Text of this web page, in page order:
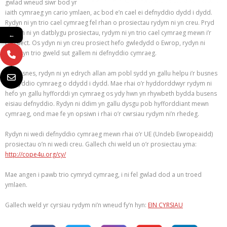
gwlad wneud siwr bod yr
iaith cymraeg yn cario ymlaen, ac bod e’n cael ei defnyddio dydd i dydd.
Rydyn ni yn trio cael cymraeg fel rhan o prosiectau rydym ni yn creu. Pryd
rhydyn ni yn datblygu prosiectau, rydym ni yn trio cael cymraeg mewn i’r
prosiect. Os ydyn ni yn creu prosiect hefo gwledydd o Ewrop, rydyn ni
hefyd yn trio gweld sut gallem ni defnyddio cymraeg.
Fel busnes, rydyn ni yn edrych allan am pobl sydd yn gallu helpu i’r busnes
defnyddio cymraeg o ddydd i dydd. Mae rhai o’r hyddorddwyr rydym ni
hefo yn gallu hyfforddi yn cymraeg os ydy hwn yn rhywbeth bydda busens
eisiau defnyddio. Rydyn ni ddim yn gallu dysgu pob hyfforddiant mewn
cymraeg, ond mae fe yn opsiwn i rhai o’r cwrsiau rydym ni’n rhedeg.
Rydyn ni wedi defnyddio cymraeg mewn rhai o’r UE (Undeb Ewropeaidd)
prosiectau o’n ni wedi creu. Gallech chi weld un o’r prosiectau yma:
http://cope4u.org/cy/
Mae angen i pawb trio cymryd cymraeg, i ni fel gwlad dod a un troed
ymlaen.
Gallech weld yr cyrsiau rydym ni’n wneud fy’n hyn: EIN CYRSIAU
←